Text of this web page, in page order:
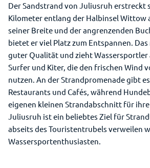
Der Sandstrand von Juliusruh erstreckt
Kilometer entlang der Halbinsel Wittow
seiner Breite und der angrenzenden
bietet er viel Platz zum Entspannen.
guter Qualität und zieht Wassersportler
Surfer und Kiter, die den frischen Wind
nutzen. An der Strandpromenade gibt
Restaurants und Cafés, während
eigenen kleinen Strandabschnitt für
Juliusruh ist ein beliebtes Ziel für
abseits des Touristentrubels verweilen
Wassersportenthusiasten.